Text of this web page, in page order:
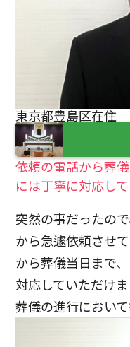
東京都豊島区在住
依頼の電話から葬
には丁寧に対応し
突然の事だったの
から急遽依頼させ
から葬儀当日まで
対応していただけま
葬儀の進行において